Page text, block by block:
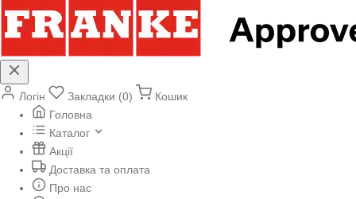
Логін Закладки (0)
Кошик
Головна
Каталог
Акції
Доставка та оплата
Про нас